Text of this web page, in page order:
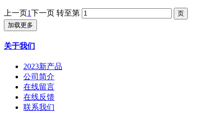
上一页1下一页 转至第
加载更多
关于我们
2023新产品
公司简介
在线留言
在线反馈
联系我们